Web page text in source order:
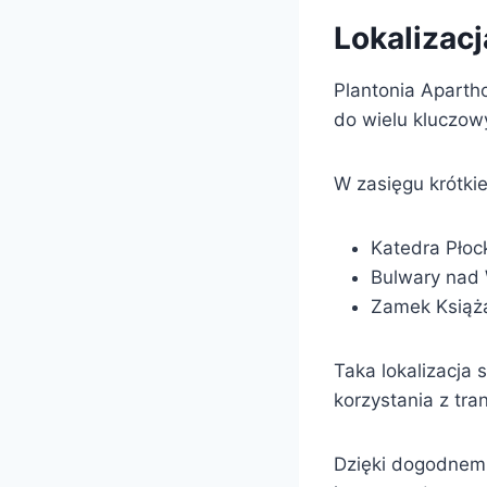
Plantonia
do wielu
W zasięgu
Katedra
Bulwary nad
Zamek
Taka lokalizacja
korzystania z
Dzięki